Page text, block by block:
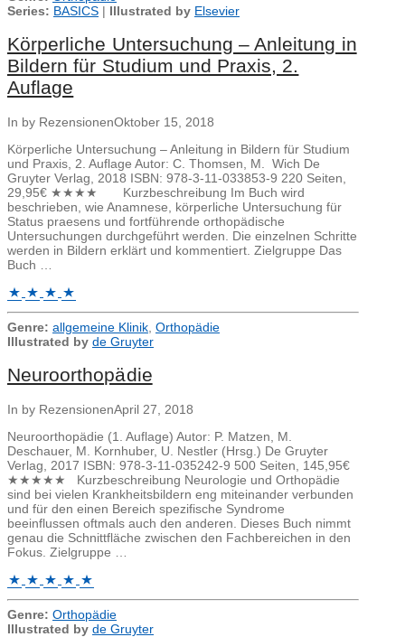
Series: BASICS | Illustrated by Elsevier
Körperliche Untersuchung – Anleitung in
Bildern für Studium und Praxis, 2.
Auflage
In by RezensionenOktober 15, 2018
Körperliche Untersuchung – Anleitung in Bildern für Studium
und Praxis, 2. Auflage Autor: C. Thomsen, M. Wich De
Gruyter Verlag, 2018 ISBN: 978-3-11-033853-9 220 Seiten,
29,95€ ★★★★ Kurzbeschreibung Im Buch wird
beschrieben, wie Anamnese, körperliche Untersuchung für
Status praesens und fortführende orthopädische
Untersuchungen durchgeführt werden. Die einzelnen Schritte
werden in Bildern erklärt und kommentiert. Zielgruppe Das
Buch …
Genre: allgemeine Klinik Orthopädie
Illustrated by de Gruyter
Neuroorthopädie
In by RezensionenApril 27, 2018
Neuroorthopädie (1. Auflage) Autor: P. Matzen, M.
Deschauer, M. Kornhuber, U. Nestler (Hrsg.) De Gruyter
Verlag, 2017 ISBN: 978-3-11-035242-9 500 Seiten, 145,95€
★★★★★ Kurzbeschreibung Neurologie und Orthopädie
sind bei vielen Krankheitsbildern eng miteinander verbunden
und für den einen Bereich spezifische Syndrome
beeinflussen oftmals auch den anderen. Dieses Buch nimmt
genau die Schnittfläche zwischen den Fachbereichen in den
Fokus. Zielgruppe …
Genre: Orthopädie
Illustrated by de Gruyter